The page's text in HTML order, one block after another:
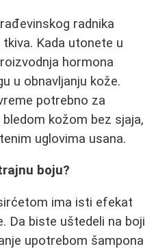
radnika
Kada utonete u
hormona
u obnavljanju kože.
potrebno za
kožom bez sjaja,
uglovima usana.
boju?
ima isti efekat
Da biste uštedeli na boji
upotrebom šampona